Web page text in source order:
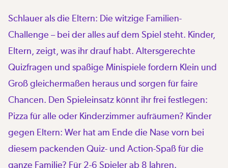
Schlauer als die Eltern: Die witzige Familien-
Challenge – bei der alles auf dem Spiel steht. Kinder,
Eltern, zeigt, was ihr drauf habt. Altersgerechte
Quizfragen und spaßige Minispiele fordern Klein und
Groß gleichermaßen heraus und sorgen für faire
Chancen. Den Spieleinsatz könnt ihr frei festlegen:
Pizza für alle oder Kinderzimmer aufräumen? Kinder
gegen Eltern: Wer hat am Ende die Nase vorn bei
diesem packenden Quiz- und Action-Spaß für die
ganze Familie? Für 2-6 Spieler ab 8 Jahren.